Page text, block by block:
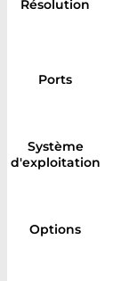
Résolution
Ports
Système
d'exploitation
Options